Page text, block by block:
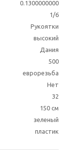
0.1300000000
1/6
Рукоятки
высокий
Дания
500
еврорезьба
Нет
32
150 см
зеленый
пластик